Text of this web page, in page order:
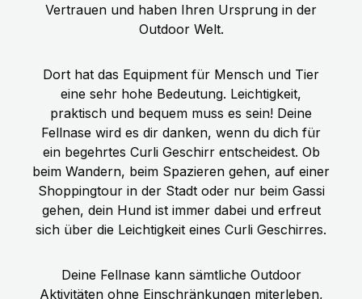
Vertrauen und haben Ihren Ursprung in der
Outdoor Welt.
Dort hat das Equipment für Mensch und Tier
eine sehr hohe Bedeutung. Leichtigkeit,
praktisch und bequem muss es sein! Deine
Fellnase wird es dir danken, wenn du dich für
ein begehrtes Curli Geschirr entscheidest. Ob
beim Wandern, beim Spazieren gehen, auf einer
Shoppingtour in der Stadt oder nur beim Gassi
gehen, dein Hund ist immer dabei und erfreut
sich über die Leichtigkeit eines Curli Geschirres.
Deine Fellnase kann sämtliche Outdoor
Aktivitäten ohne Einschränkungen miterleben,